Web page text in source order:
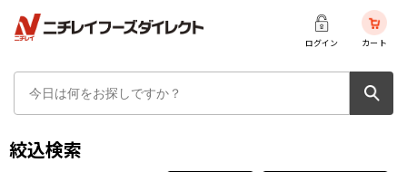
ログイン カート
絞込検索